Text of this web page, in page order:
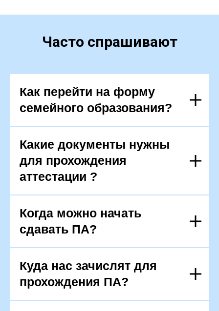
Часто спрашивают
Как перейти на форму
семейного образования?
Какие документы нужны
для прохождения
аттестации ?
Когда можно начать
сдавать ПА?
Куда нас зачислят для
прохождения ПА?